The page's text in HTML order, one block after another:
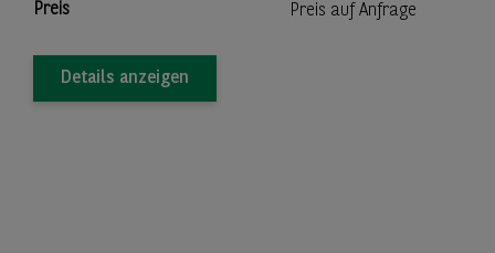
Preis Preis auf Anfrage
Details anzeigen